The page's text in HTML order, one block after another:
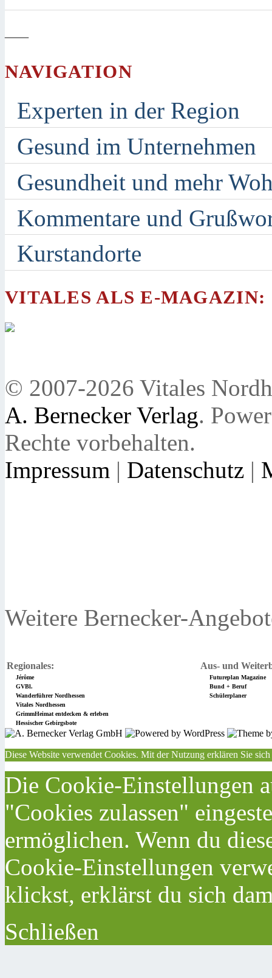
—
NAVIGATION
Experten in der Region
Gesund im Unternehmen
Gesundheit und mehr
Kommentare und
Kurstandorte
VITALES ALS E-MAGAZIN:
© 2007-2026 Vitales
A. Bernecker Verlag.
Rechte vorbehalten.
Impressum | Datenschutz |
Weitere Bernecker-
Regionales: Aus- und
Jérôme
Futureplan Magazine
GVBl.
Bund + Beruf
Wanderführer Nordhessen
Schülerplaner
Vitales Nordhessen
GrimmHeimat entdecken & erleben
Hessischer Gebirgsbote
Diese Website verwendet Cookies. Mit der Nutzung erklären Sie
Die Cookie-Einstellungen
"Cookies zulassen"
ermöglichen. Wenn du
Cookie-Einstellungen
klickst, erklärst du sich
Schließen